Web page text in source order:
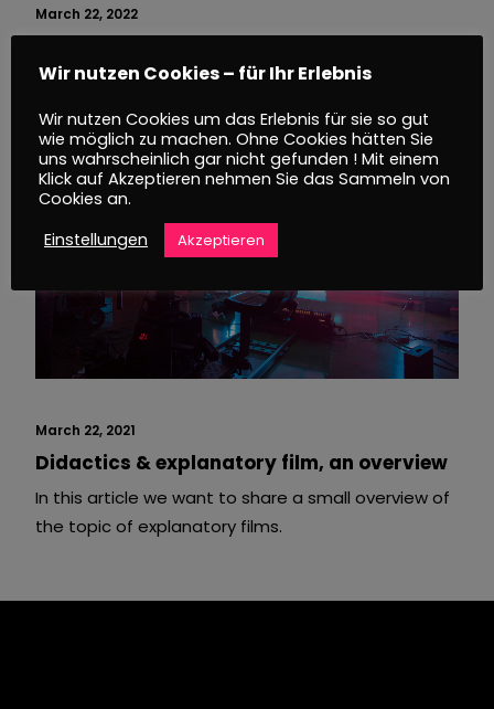
March 22, 2022
March 22, 2021
Didactics & explanatory film, an overview
In this article we want to share a small overview of
the topic of explanatory films.
Wir nutzen Cookies – für Ihr Erlebnis
Wir nutzen Cookies um das Erlebnis für sie so gut
wie möglich zu machen. Ohne Cookies hätten Sie
uns wahrscheinlich gar nicht gefunden ! Mit einem
Klick auf Akzeptieren nehmen Sie das Sammeln von
Cookies an.
Einstellungen
Akzeptieren